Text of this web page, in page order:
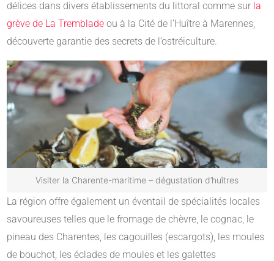
délices dans divers établissements du littoral comme sur la
grève de La Tremblade ou à la Cité de l’Huître à Marennes,
découverte garantie des secrets de l’ostréiculture.
Visiter la Charente-maritime – dégustation d’huîtres
La région offre également un éventail de spécialités locales
savoureuses telles que le fromage de chèvre, le cognac, le
pineau des Charentes, les cagouilles (escargots), les moules
de bouchot, les éclades de moules et les galettes